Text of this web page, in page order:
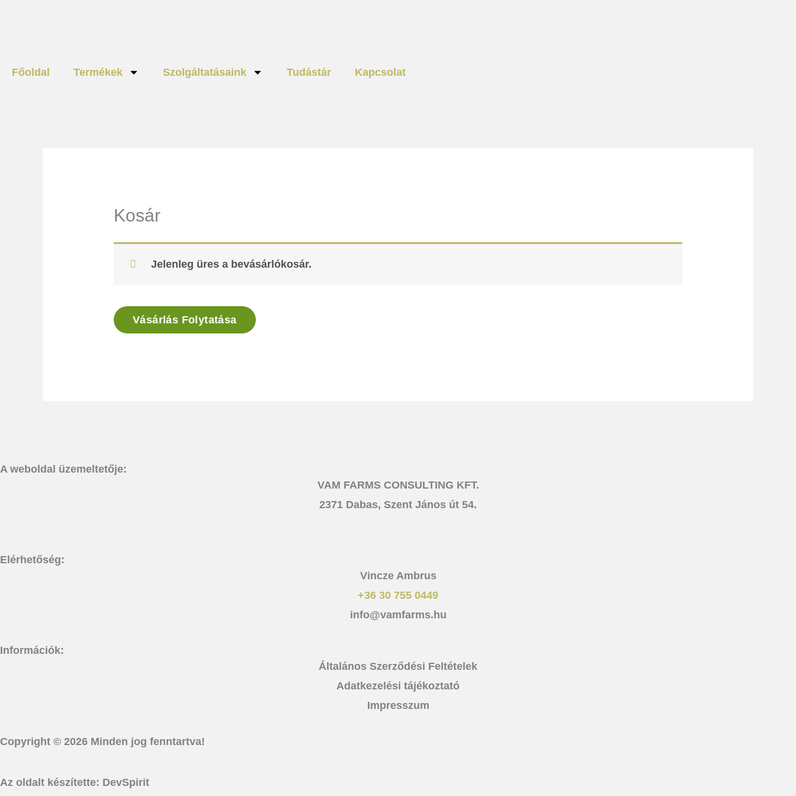
Főoldal Termékek Szolgáltatásaink Tudástár Kapcsolat
Kosár
Jelenleg üres a bevásárlókosár.
Vásárlás Folytatása
A weboldal üzemeltetője:
VAM FARMS CONSULTING KFT.
2371 Dabas, Szent János út 54.
Elérhetőség:
Vincze Ambrus
+36 30 755 0449
info@vamfarms.hu
Információk:
Általános Szerződési Feltételek
Adatkezelési tájékoztató
Impresszum
Copyright © 2026 Minden jog fenntartva!
Az oldalt készítette: DevSpirit